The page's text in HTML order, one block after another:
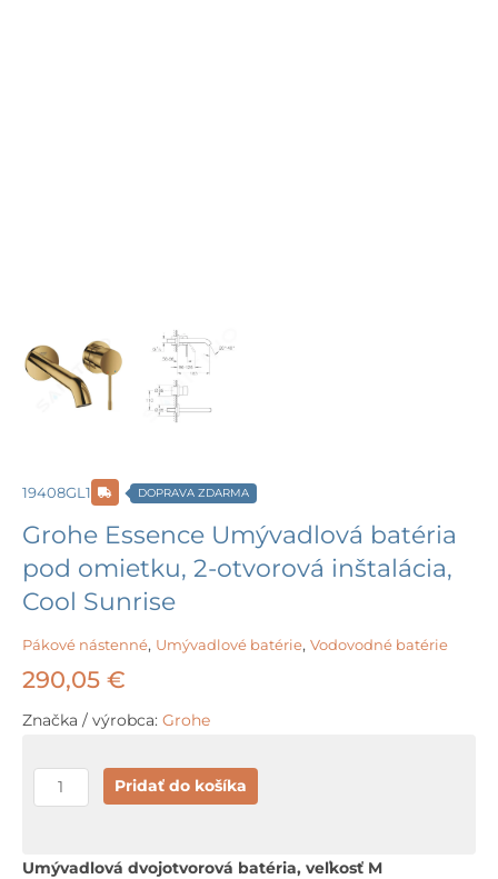
19408GL1 DOPRAVA ZDARMA
Grohe Essence Umývadlová batéria
pod omietku, 2-otvorová inštalácia,
Cool Sunrise
Pákové nástenné, Umývadlové batérie, Vodovodné batérie
290,05 €
Značka / výrobca: Grohe
množstvo
Grohe
Umývadlová
Pridať do košíka
Umývadlová dvojotvorová batéria, veľkosť M